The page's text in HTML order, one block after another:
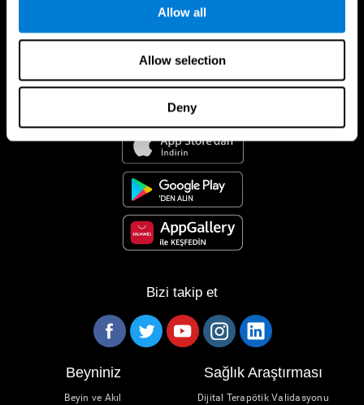
Allow all
Allow selection
Deny
CogniFit Uygulaması
Bizi takip et
Beyniniz
Beyin ve Akıl
Sağlık Araştırması
Dijital Terapötik Validasyonu